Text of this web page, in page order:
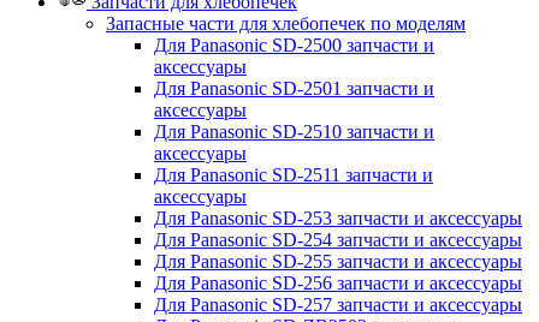
Запасные части для хлебопечек по моделям
Для Panasonic SD-2500 запчасти и
аксессуары
Для Panasonic SD-2501 запчасти и
аксессуары
Для Panasonic SD-2510 запчасти и
аксессуары
Для Panasonic SD-2511 запчасти и
аксессуары
Для Panasonic SD-253 запчасти и аксессуары
Для Panasonic SD-254 запчасти и аксессуары
Для Panasonic SD-255 запчасти и аксессуары
Для Panasonic SD-256 запчасти и аксессуары
Для Panasonic SD-257 запчасти и аксессуары